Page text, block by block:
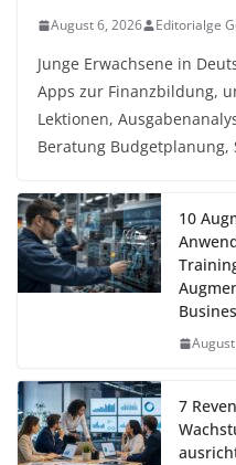
August 6, 2026 Editorialge
Junge Erwachsene in
Apps zur Finanzbildung,
Lektionen,
Beratung Budgetplanung,
10
7